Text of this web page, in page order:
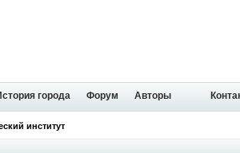
города Форум Авторы
институт